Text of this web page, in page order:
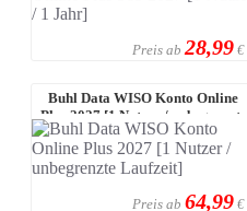
Preis ab 28,99 €
Buhl Data WISO Konto Online
Plus 2027 [1 Nutzer / unbegrenzte
La ...
Preis ab 64,99 €